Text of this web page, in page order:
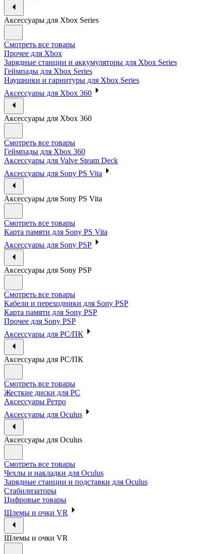
Аксессуары для Xbox Series
Смотреть все товары
Прочее для Xbox
Зарядные станции и аккумуляторы для Xbox Series
Геймпады для Xbox Series
Наушники и гарнитуры для Xbox Series
Аксессуары для Xbox 360
Аксессуары для Xbox 360
Смотреть все товары
Геймпады для Xbox 360
Аксессуары для Valve Steam Deck
Аксессуары для Sony PS Vita
Аксессуары для Sony PS Vita
Смотреть все товары
Карта памяти для Sony PS Vita
Аксессуары для Sony PSP
Аксессуары для Sony PSP
Смотреть все товары
Кабели и переходники для Sony PSP
Карта памяти для Sony PSP
Прочее для Sony PSP
Аксессуары для PC/ПК
Аксессуары для PC/ПК
Смотреть все товары
Жесткие диски для PC
Аксессуары Ретро
Аксессуары для Oculus
Аксессуары для Oculus
Смотреть все товары
Чехлы и накладки для Oculus
Зарядные станции и подставки для Oculus
Стабилизаторы
Цифровые товары
Шлемы и очки VR
Шлемы и очки VR